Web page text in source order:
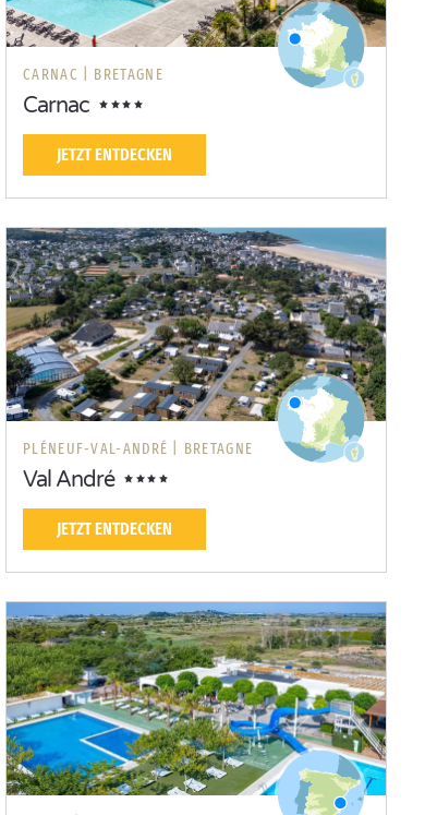
CARNAC | BRETAGNE
Carnac
JETZT ENTDECKEN
PLÉNEUF-VAL-ANDRÉ | BRETAGNE
Val André
JETZT ENTDECKEN